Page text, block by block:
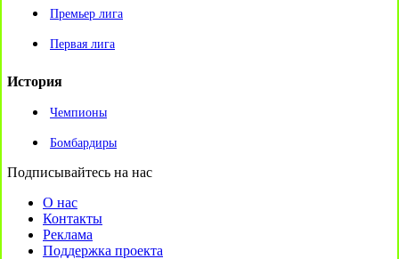
Премьер лига
Первая лига
История
Чемпионы
Бомбардиры
Подписывайтесь на нас
О нас
Контакты
Реклама
Поддержка проекта